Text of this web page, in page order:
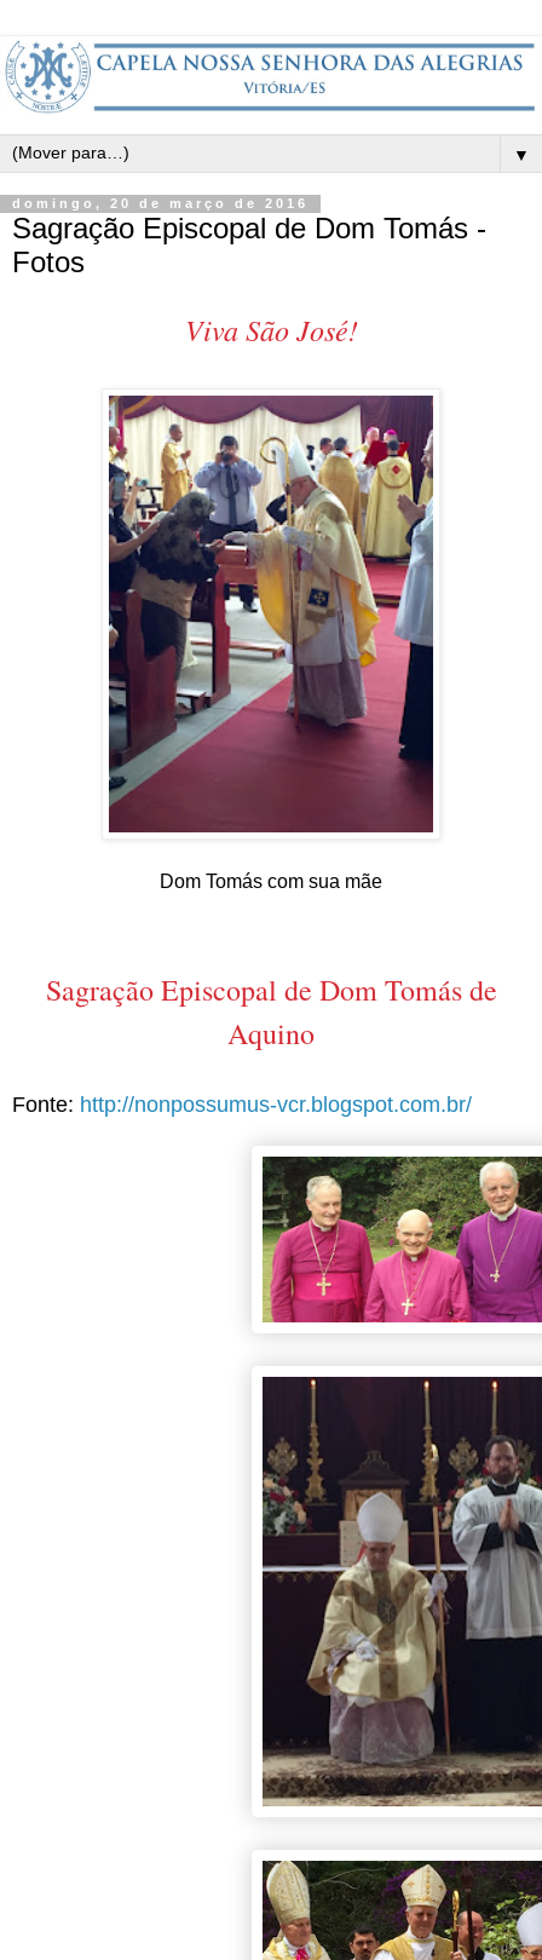
▼
domingo, 20 de março de 2016
Sagração Episcopal de Dom Tomás -
Fotos
Viva São José!
Dom Tomás com sua mãe
Sagração Episcopal de Dom Tomás de
Aquino
Fonte: http://nonpossumus-vcr.blogspot.com.br/